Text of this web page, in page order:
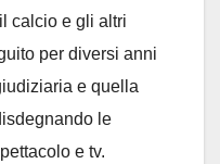
calcio e gli altri
per diversi anni
e quella
le
e tv.